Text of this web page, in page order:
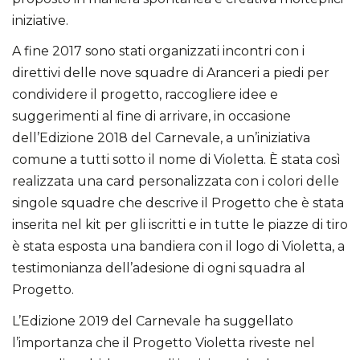
iniziative.
A fine 2017 sono stati organizzati incontri con i
direttivi delle nove squadre di Aranceri a piedi per
condividere il progetto, raccogliere idee e
suggerimenti al fine di arrivare, in occasione
dell’Edizione 2018 del Carnevale, a un’iniziativa
comune a tutti sotto il nome di Violetta. È stata così
realizzata una card personalizzata con i colori delle
singole squadre che descrive il Progetto che è stata
inserita nel kit per gli iscritti e in tutte le piazze di tiro
è stata esposta una bandiera con il logo di Violetta, a
testimonianza dell’adesione di ogni squadra al
Progetto.
L’Edizione 2019 del Carnevale ha suggellato
l’importanza che il Progetto Violetta riveste nel